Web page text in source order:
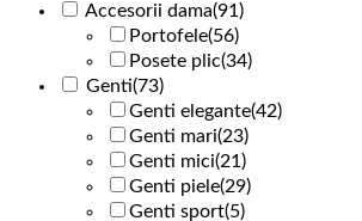
Accesorii dama(91)
Portofele(56)
Posete plic(34)
Genti(73)
Genti elegante(42)
Genti mari(23)
Genti mici(21)
Genti piele(29)
Genti sport(5)